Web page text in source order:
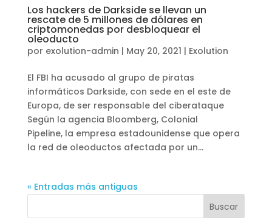
Los hackers de Darkside se llevan un
rescate de 5 millones de dólares en
criptomonedas por desbloquear el
oleoducto
por exolution-admin | May 20, 2021 | Exolution
El FBI ha acusado al grupo de piratas
informáticos Darkside, con sede en el este de
Europa, de ser responsable del ciberataque
Según la agencia Bloomberg, Colonial
Pipeline, la empresa estadounidense que opera
la red de oleoductos afectada por un...
« Entradas más antiguas